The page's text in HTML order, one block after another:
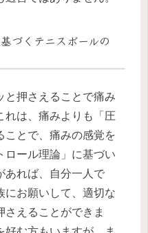
づくテニスボールの
と押さえることで痛み
れは、痛みよりも「圧
ことで、痛みの感覚を
ロール理論」に基づい
あれば、自分一人で
にお願いして、適切な
さえることができま